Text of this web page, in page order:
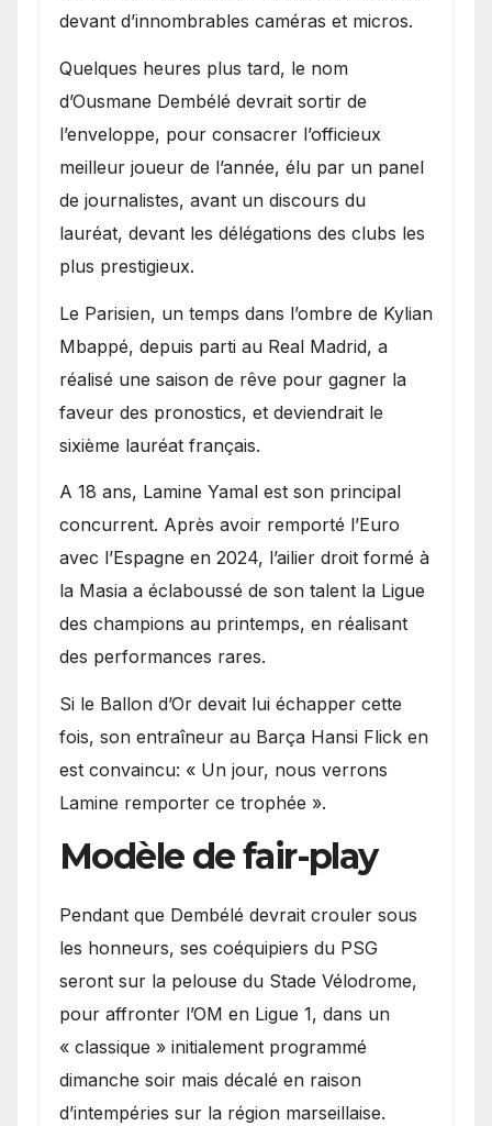
devant d’innombrables caméras et micros.
Quelques heures plus tard, le nom
d’Ousmane Dembélé devrait sortir de
l’enveloppe, pour consacrer l’officieux
meilleur joueur de l’année, élu par un panel
de journalistes, avant un discours du
lauréat, devant les délégations des clubs les
plus prestigieux.
Le Parisien, un temps dans l’ombre de Kylian
Mbappé, depuis parti au Real Madrid, a
réalisé une saison de rêve pour gagner la
faveur des pronostics, et deviendrait le
sixième lauréat français.
A 18 ans, Lamine Yamal est son principal
concurrent. Après avoir remporté l’Euro
avec l’Espagne en 2024, l’ailier droit formé à
la Masia a éclaboussé de son talent la Ligue
des champions au printemps, en réalisant
des performances rares.
Si le Ballon d’Or devait lui échapper cette
fois, son entraîneur au Barça Hansi Flick en
est convaincu: « Un jour, nous verrons
Lamine remporter ce trophée ».
Modèle de fair-play
Pendant que Dembélé devrait crouler sous
les honneurs, ses coéquipiers du PSG
seront sur la pelouse du Stade Vélodrome,
pour affronter l’OM en Ligue 1, dans un
« classique » initialement programmé
dimanche soir mais décalé en raison
d’intempéries sur la région marseillaise.